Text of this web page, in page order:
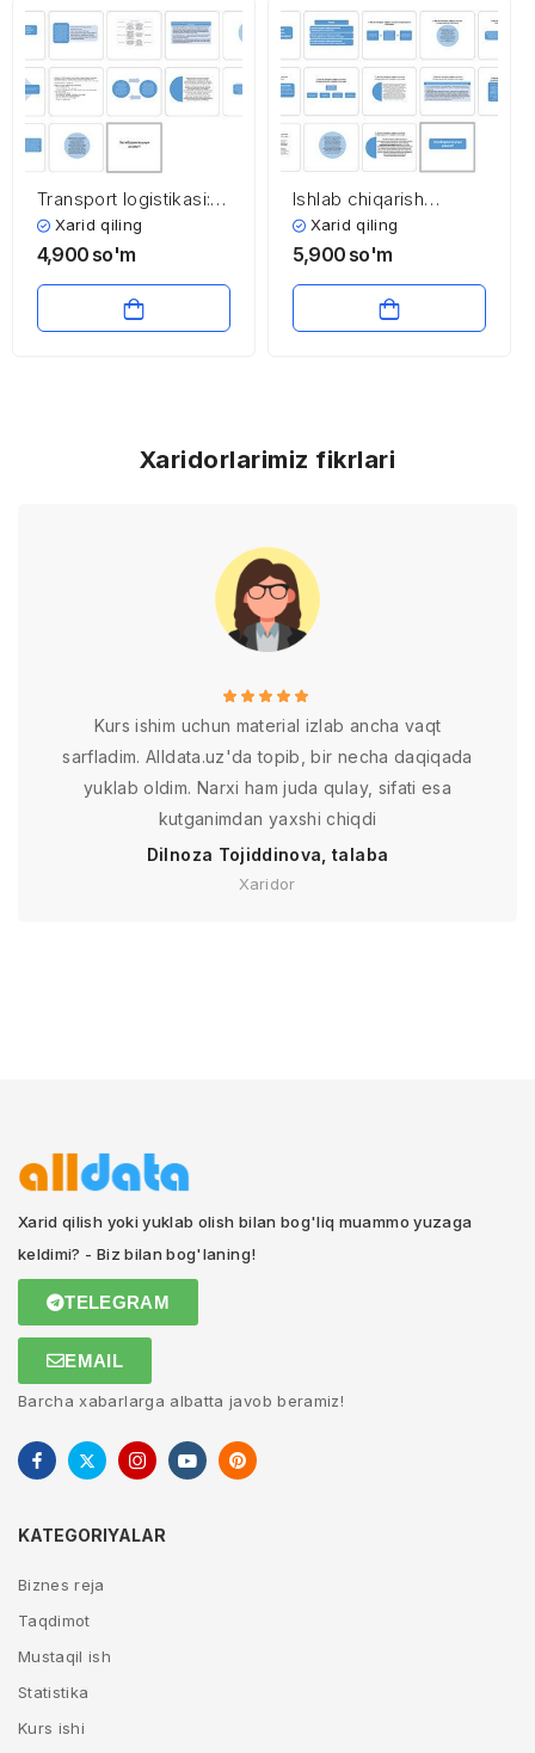
Transport logistikasi:
milliy
kompaniyalarning
Xarid qiling
4,900 so'm
Ishlab chiqarish
infratuzilmasi
samaradorligini
Xarid qiling
5,900 so'm
Xaridorlarimiz fikrlari
Kurs ishim uchun material izlab ancha vaqt
sarfladim. Alldata.uz'da topib, bir necha daqiqada
yuklab oldim. Narxi ham juda qulay, sifati esa
kutganimdan yaxshi chiqdi
Dilnoza Tojiddinova, talaba
Xaridor
Xarid qilish yoki yuklab olish bilan bog'liq muammo yuzaga
keldimi? - Biz bilan bog'laning!
TELEGRAM
EMAIL
Barcha xabarlarga albatta javob beramiz!
KATEGORIYALAR
Biznes reja
Taqdimot
Mustaqil ish
Statistika
Kurs ishi